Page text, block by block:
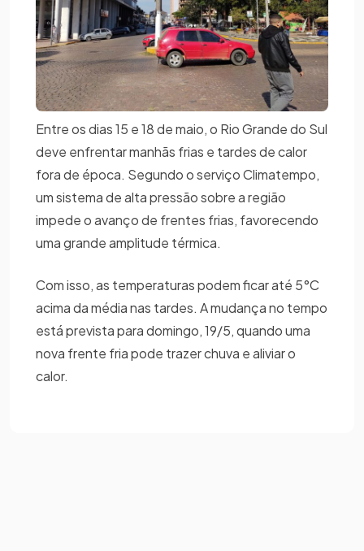
Entre os dias 15 e 18 de maio, o Rio Grande do Sul
deve enfrentar manhãs frias e tardes de calor
fora de época. Segundo o serviço Climatempo,
um sistema de alta pressão sobre a região
impede o avanço de frentes frias, favorecendo
uma grande amplitude térmica.
Com isso, as temperaturas podem ficar até 5°C
acima da média nas tardes. A mudança no tempo
está prevista para domingo, 19/5, quando uma
nova frente fria pode trazer chuva e aliviar o
calor.